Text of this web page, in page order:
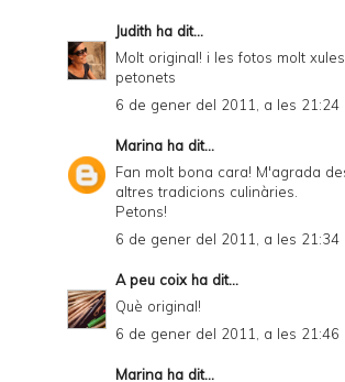
Judith ha dit...
Molt original! i les fotos molt
petonets
6 de gener del 2011, a les 21:24
Marina ha dit...
Fan molt bona cara! M'agrada
altres tradicions culinàries.
Petons!
6 de gener del 2011, a les 21:34
A peu coix ha dit...
Què original!
6 de gener del 2011, a les 21:46
Marina ha dit...